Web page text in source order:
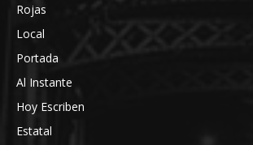
Rojas
Local
Portada
Al Instante
Hoy Escriben
Estatal